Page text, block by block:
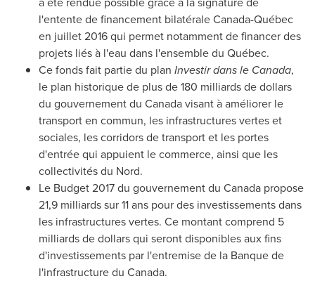
l'entente de financement bilatérale Canada-Québec
en juillet 2016 qui permet notamment de financer des
projets liés à l'eau dans l'ensemble du Québec.
Ce fonds fait partie du plan Investir dans le Canada,
le plan historique de plus de 180 milliards de dollars
du gouvernement du Canadavisant à améliorer le
transport en commun, les infrastructures vertes et
sociales, les corridors de transport et les portes
d'entrée qui appuient le commerce, ainsi que les
collectivités du Nord.
Le Budget 2017 du gouvernement du Canada propose
21,9 milliards sur 11 ans pour des investissements dans
les infrastructures vertes. Ce montant comprend 5
milliards de dollars qui seront disponibles aux fins
d'investissements par l'entremise de la Banque de
l'infrastructure du Canada.